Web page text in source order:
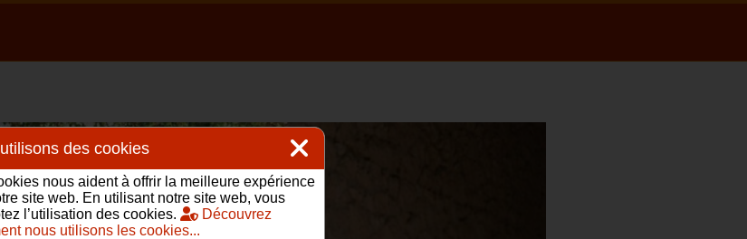
des cookies
nous aident à offrir la meilleure expérience
site web. En utilisant notre site web, vous
l’utilisation des cookies.
Découvrez
nous utilisons les cookies...